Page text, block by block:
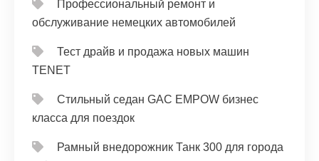
Профессиональный ремонт и
обслуживание немецких автомобилей
Тест драйв и продажа новых машин
TENET
Стильный седан GAC EMPOW бизнес
класса для поездок
Рамный внедорожник Танк 300 для города